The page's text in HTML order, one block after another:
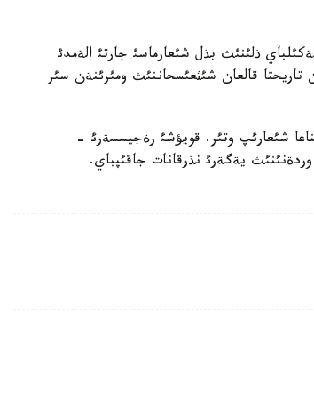
ذلئنئث بذل شئعارماسئ جارتئ الةمدئ
قالعان شئثعئسحاننئث ومئرئنةن سئر
شئعارئپ وتئر. قويؤشئ رةجيسسةرئ -
يةگةرئ نذرقانات جاقئپباي.